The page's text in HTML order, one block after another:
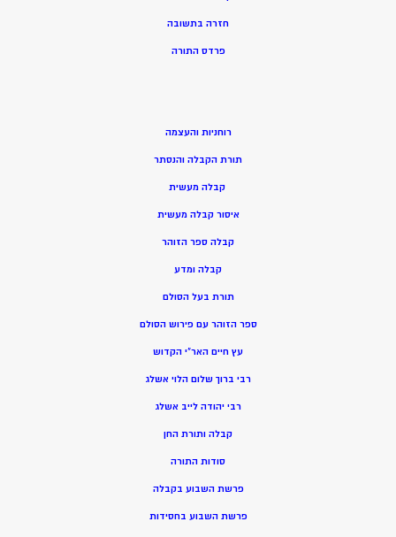
חזרה בתשובה
פרדס התורה
רוחניות והעצמה
תורת הקבלה והנסתר
קבלה מעשית
איסור קבלה מעשית
קבלה ספר הזוהר
קבלה ומדע
תורת בעל הסולם
ספר הזוהר עם פירוש הסולם
עץ חיים האר”י הקדוש
רבי ברוך שלום הלוי אשלג
רבי יהודה לייב אשלג
קבלה ותורת החן
סודות התורה
פרשת השבוע בקבלה
פרשת השבוע בחסידות